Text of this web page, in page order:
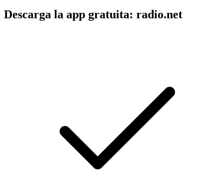
Descarga la app gratuita: radio.net